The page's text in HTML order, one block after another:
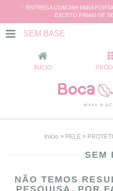
♡ ENTREGA COM 24H PARA
EXCETO FINAIS DE
SEM BASE
INÍCIO
Início > PELE >
SEM
NÃO TEMOS
PESQUISA. POR